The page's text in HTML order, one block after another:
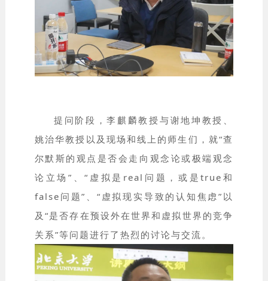
提问阶段，李麒麟教授与谢地坤教授、
姚治华教授以及现场和线上的师生们，就“查
尔默斯的观点是否会走向观念论或极端观念
论立场”、“虚拟是real问题，或是true和
false问题”、“虚拟现实导致的认知焦虑”以
及“是否存在预设外在世界和虚拟世界的竞争
关系”等问题进行了热烈的讨论与交流。